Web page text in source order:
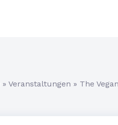
»Veranstaltungen » The